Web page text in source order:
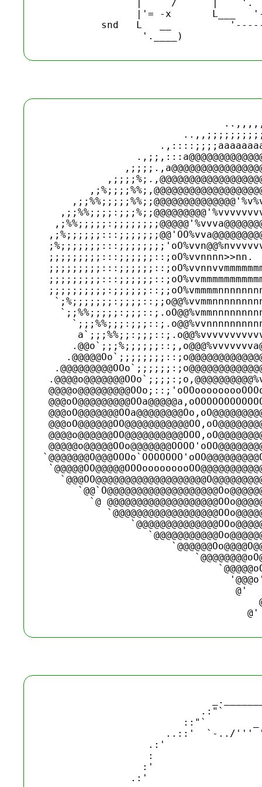
                |     /      |    '.
|'= -x       L___
snd   L   __
;;;;;;;;;:::;;;;;;::;oO%vvnnnn>>nn.
`@
@'
.:"`
::"`
..::'  `-../'''
.:'
:
:'
.:'